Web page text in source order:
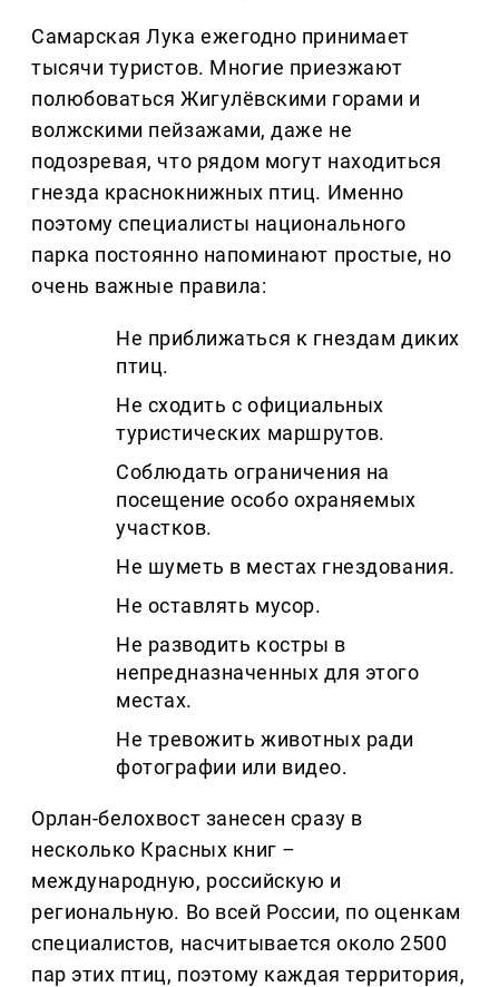
Самарская Лука ежегодно принимает
тысячи туристов. Многие приезжают
полюбоваться Жигулёвскими горами и
волжскими пейзажами, даже не
подозревая, что рядом могут находиться
гнезда краснокнижных птиц. Именно
поэтому специалисты национального
парка постоянно напоминают простые, но
очень важные правила:
Не приближаться к гнездам диких
птиц.
Не сходить с официальных
туристических маршрутов.
Соблюдать ограничения на
посещение особо охраняемых
участков.
Не шуметь в местах гнездования.
Не оставлять мусор.
Не разводить костры в
непредназначенных для этого
местах.
Не тревожить животных ради
фотографии или видео.
Орлан-белохвост занесен сразу в
несколько Красных книг –
международную, российскую и
региональную. Во всей России, по оценкам
специалистов, насчитывается около 2500
пар этих птиц, поэтому каждая территория,